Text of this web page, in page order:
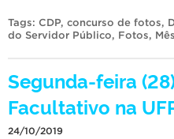
Tags: CDP, concurso de fotos,
do Servidor Público, Fotos,
Segunda-feira
Facultativo na
24/10/2019